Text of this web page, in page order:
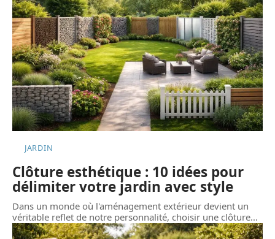
JARDIN
Clôture esthétique : 10 idées pour
délimiter votre jardin avec style
Dans un monde où l'aménagement extérieur devient un
véritable reflet de notre personnalité, choisir une clôture…